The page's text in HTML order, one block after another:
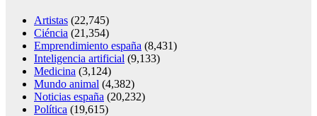
Artistas (22,745)
Ciéncia (21,354)
Emprendimiento españa (8,431)
Inteligencia artificial (9,133)
Medicina (3,124)
Mundo animal (4,382)
Noticias españa (20,232)
Política (19,615)